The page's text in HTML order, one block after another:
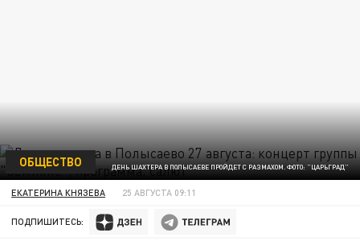
ДЕНЬ ШАХТЕРА В ПОЛЫСАЕВЕ ПРОЙДЕТ С РАЗМАХОМ. ФОТО: "ЦАРЬГРАД"
ОБЩЕСТВО
ЕКАТЕРИНА КНЯЗЕВА 25 АВГУСТА 09:11
ПОДПИШИТЕСЬ: